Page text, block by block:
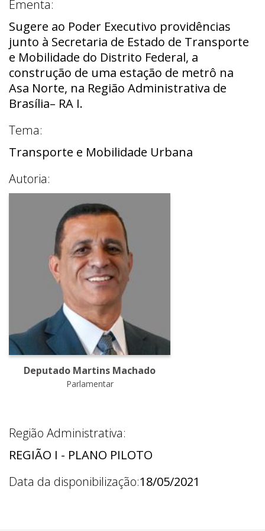
Ementa:
Sugere ao Poder Executivo providências
junto à Secretaria de Estado de Transporte
e Mobilidade do Distrito Federal, a
construção de uma estação de metrô na
Asa Norte, na Região Administrativa de
Brasília– RA I.
Tema:
Transporte e Mobilidade Urbana
Autoria:
Deputado Martins Machado
Parlamentar
Região Administrativa:
REGIÃO I - PLANO PILOTO
Data da disponibilização:18/05/2021